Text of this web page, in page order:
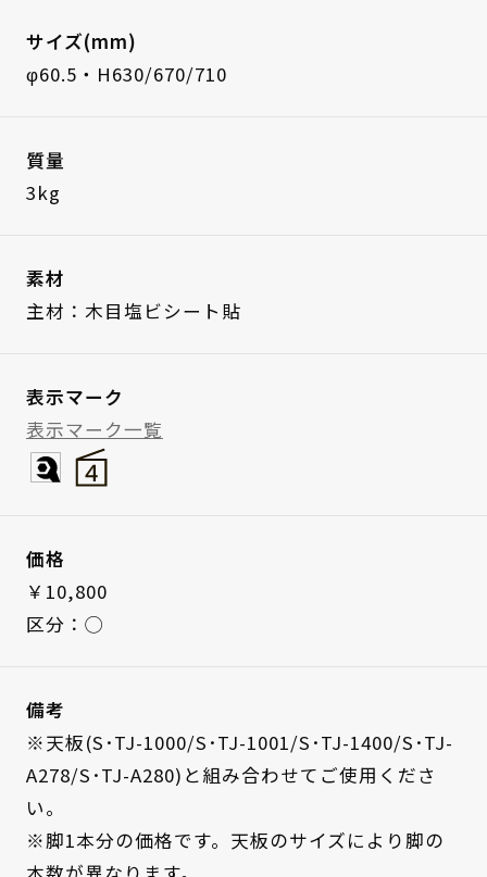
サイズ(mm)
φ60.5・H630/670/710
質量
3kg
素材
主材：木目塩ビシート貼
表示マーク
表示マーク一覧
価格
￥10,800
区分：◯
備考
※天板(S･TJ-1000/S･TJ-1001/S･TJ-1400/S･TJ-
A278/S･TJ-A280)と組み合わせてご使用くださ
い。
※脚1本分の価格です。天板のサイズにより脚の